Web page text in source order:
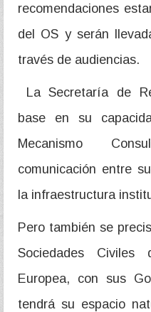
recomendaciones
del OS y serán
través de audiencias.
La Secretaría de
base en su
Mecanismo
comunicación entre
la infraestructura
Pero también se
Sociedades
Europea, con sus
tendrá su espacio